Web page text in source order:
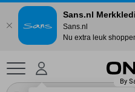
Sans.nl
Sans.nl
Nu extra leuk